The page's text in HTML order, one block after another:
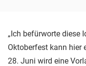
„Ich befürworte diese
Oktoberfest kann hier
28. Juni wird eine